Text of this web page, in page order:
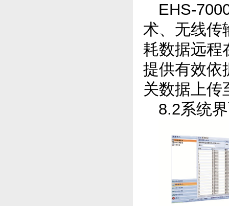
EHS-
术、无线传
耗数据远程
提供有效依
关数据上传
8.2系统